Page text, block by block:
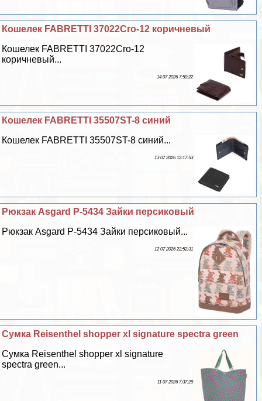
Кошелек FABRETTI 37022Cro-12 коричневый
Кошелек FABRETTI 37022Cro-12
коричневый...
14 07 2026 7:50:22
Кошелек FABRETTI 35507ST-8 синий
Кошелек FABRETTI 35507ST-8 синий...
13 07 2026 12:17:53
Рюкзак Asgard Р-5434 Зайки персиковый
Рюкзак Asgard Р-5434 Зайки персиковый...
12 07 2026 22:52:31
Сумка Reisenthel shopper xl signature spectra green
Сумка Reisenthel shopper xl signature
spectra green...
11 07 2026 7:37:29